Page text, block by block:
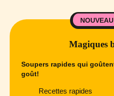
Magiques
Soupers rapides qui
goût!
Recettes rapides